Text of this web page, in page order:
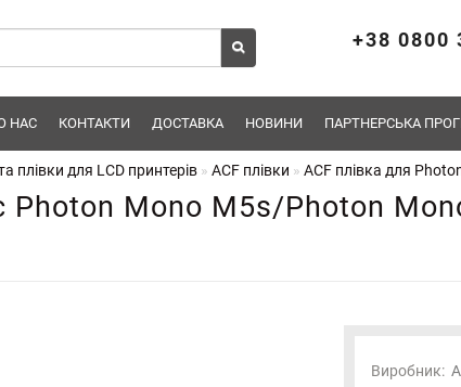
+38 0800
НАС КОНТАКТИ ДОСТАВКА НОВИНИ ПАРТНЕРСЬКА
плівки для LCD принтерів ACF плівки ACF плівка для
Photon Mono M5s/Photon
Виробник: